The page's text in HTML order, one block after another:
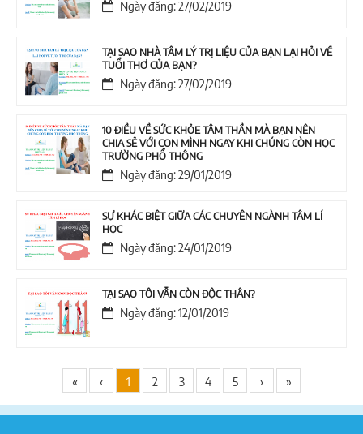
Ngày đăng: 27/02/2019
TẠI SAO NHÀ TÂM LÝ TRỊ LIỆU CỦA BẠN LẠI HỎI VỀ
TUỔI THƠ CỦA BẠN?
Ngày đăng: 27/02/2019
10 ĐIỀU VỀ SỨC KHỎE TÂM THẦN MÀ BẠN NÊN
CHIA SẺ VỚI CON MÌNH NGAY KHI CHÚNG CÒN HỌC
TRƯỜNG PHỔ THÔNG
Ngày đăng: 29/01/2019
SỰ KHÁC BIỆT GIỮA CÁC CHUYÊN NGÀNH TÂM LÍ
HỌC
Ngày đăng: 24/01/2019
TẠI SAO TÔI VẪN CÒN ĐỘC THÂN?
Ngày đăng: 12/01/2019
« ‹ 1 2 3 4 5 › »